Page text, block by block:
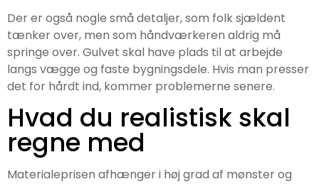
Der er også nogle små detaljer, som folk sjældent
tænker over, men som håndværkeren aldrig må
springe over. Gulvet skal have plads til at arbejde
langs vægge og faste bygningsdele. Hvis man presser
det for hårdt ind, kommer problemerne senere.
Hvad du realistisk skal
regne med
Materialeprisen afhænger i høj grad af mønster og